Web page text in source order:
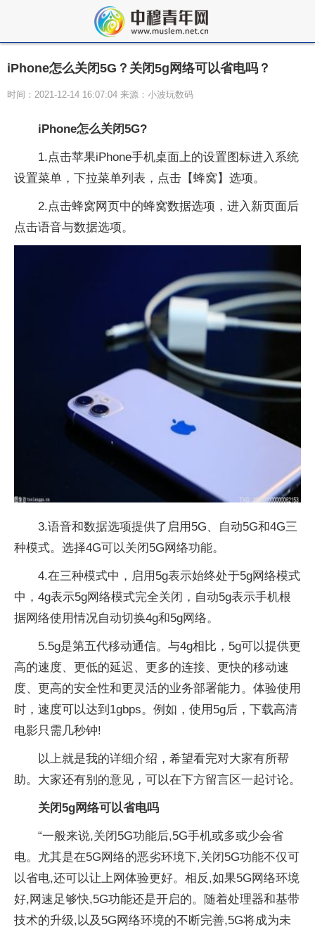
iPhone怎么关闭5G？关闭5g网络可以省电吗？
时间：2021-12-14 16:07:04 来源：小波玩数码
iPhone怎么关闭5G?
1.点击苹果iPhone手机桌面上的设置图标进入系统
设置菜单，下拉菜单列表，点击【蜂窝】选项。
2.点击蜂窝网页中的蜂窝数据选项，进入新页面后
点击语音与数据选项。
3.语音和数据选项提供了启用5G、自动5G和4G三
种模式。选择4G可以关闭5G网络功能。
4.在三种模式中，启用5g表示始终处于5g网络模式
中，4g表示5g网络模式完全关闭，自动5g表示手机根
据网络使用情况自动切换4g和5g网络。
5.5g是第五代移动通信。与4g相比，5g可以提供更
高的速度、更低的延迟、更多的连接、更快的移动速
度、更高的安全性和更灵活的业务部署能力。体验使用
时，速度可以达到1gbps。例如，使用5g后，下载高清
电影只需几秒钟!
以上就是我的详细介绍，希望看完对大家有所帮
助。大家还有别的意见，可以在下方留言区一起讨论。
关闭5g网络可以省电吗
“一般来说,关闭5G功能后,5G手机或多或少会省
电。尤其是在5G网络的恶劣环境下,关闭5G功能不仅可
以省电,还可以让上网体验更好。相反,如果5G网络环境
好,网速足够快,5G功能还是开启的。随着处理器和基带
技术的升级,以及5G网络环境的不断完善,5G将成为未